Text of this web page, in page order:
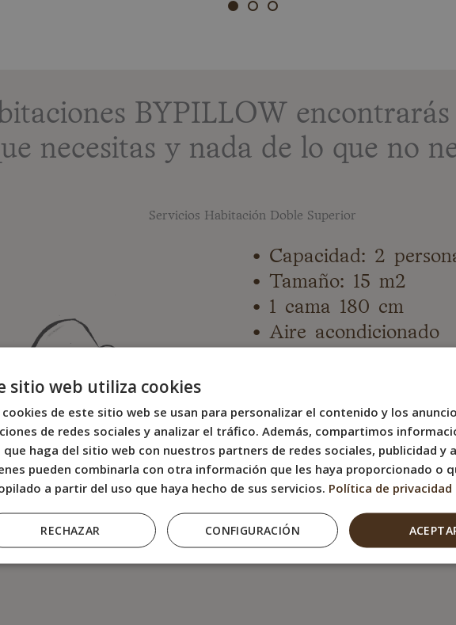
BYPILLOW
necesitas y nada de lo que no
Servicios Habitación Doble Superior
• Capacidad: 2
• Tamaño: 15 m2
• 1 cama 180 cm
• Aire acondicionado
• Plancha vertical
• Baño privado con
• Secador de pelo
• Internet WiFI Gratis
sitio web utiliza cookies
cookies de este sitio web se usan para personalizar el contenido y los
de redes sociales y analizar el tráfico. Además, compartimos
que haga del sitio web con nuestros partners de redes sociales, publicidad y
pueden combinarla con otra información que les haya proporcionado o
a partir del uso que haya hecho de sus servicios. Política de privacidad
RECHAZAR CONFIGURACIÓN